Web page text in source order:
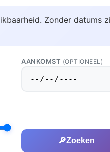
Zonder datums
AANKOMST (OPTIONEEL)
🔎Zoeken